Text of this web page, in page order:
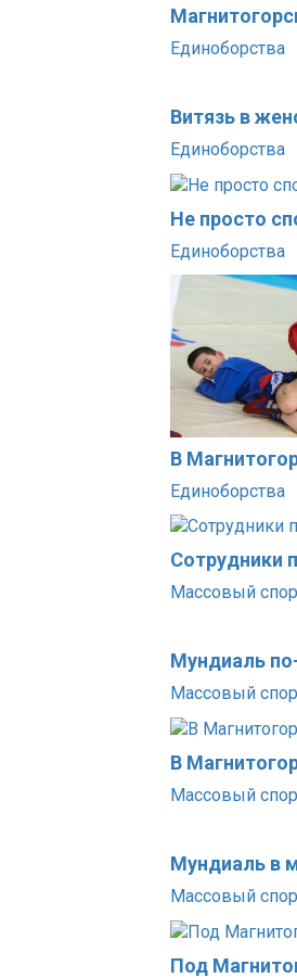
Единоборства
Витязь в
Единоборства
Не просто
Единоборства
В
Единоборства
Сотрудники
Массовый
Мундиаль
Массовый
В
Массовый
Мундиаль в
Массовый
Под